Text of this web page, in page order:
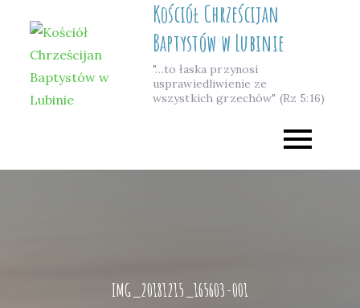
content
Kościół Chrześcijan
Baptystów w Lubinie
"…to łaska przynosi
usprawiedliwienie ze
wszystkich grzechów" (Rz 5:16)
IMG_20181215_165603-001